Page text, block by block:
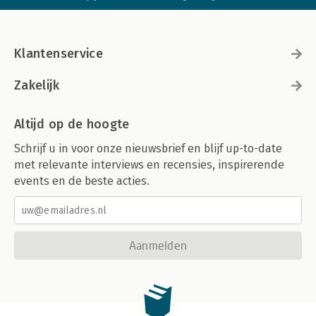
Klantenservice
Zakelijk
Altijd op de hoogte
Schrijf u in voor onze nieuwsbrief en blijf up-to-date
met relevante interviews en recensies, inspirerende
events en de beste acties.
Aanmelden